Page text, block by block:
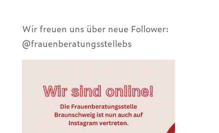
Wir freuen uns über neue Follower:
@frauenberatungsstellebs